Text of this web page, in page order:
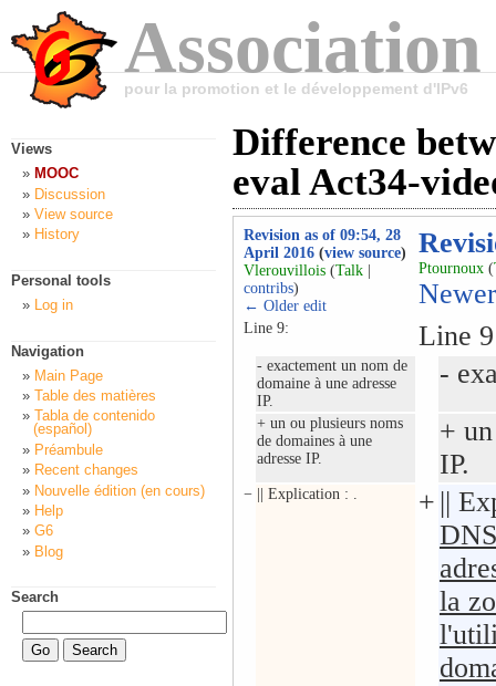
pour la promotion et le développement d'IPv6
Difference
eval Act34-
Revision as of 09:54, 28
April 2016 (view source)
Vlerouvillois (Talk
contribs)
← Older edit
Ptournoux (
Line 9: Line
- exactement un nom de
domaine à une adresse
IP.
-
+ un ou plusieurs noms
de domaines à une
adresse IP.
+
IP.
− || Explication : . + ||
la
Views
MOOC
Discussion
View source
History
Personal tools
Log in
Navigation
Main Page
Table des matières
Tabla de contenido
(español)
Préambule
Recent changes
Nouvelle édition (en cours)
Help
G6
Blog
Search